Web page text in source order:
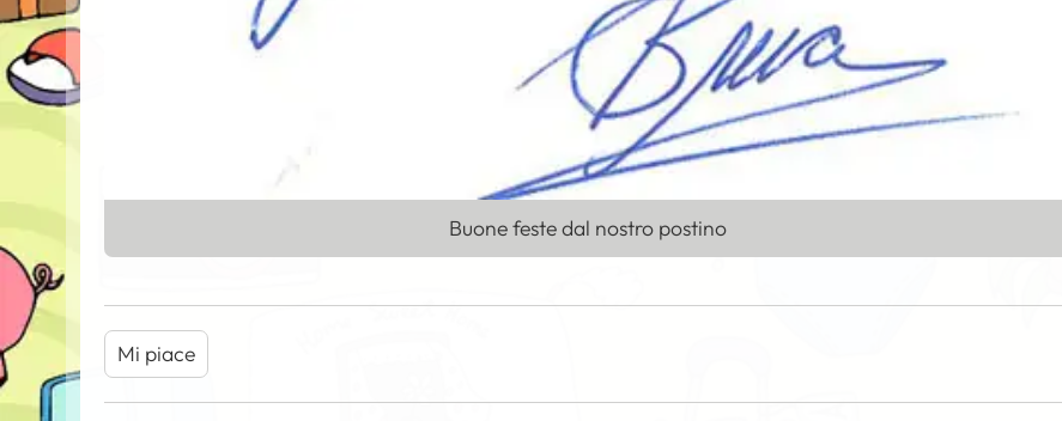
Buone feste dal nostro postino
Mi piace